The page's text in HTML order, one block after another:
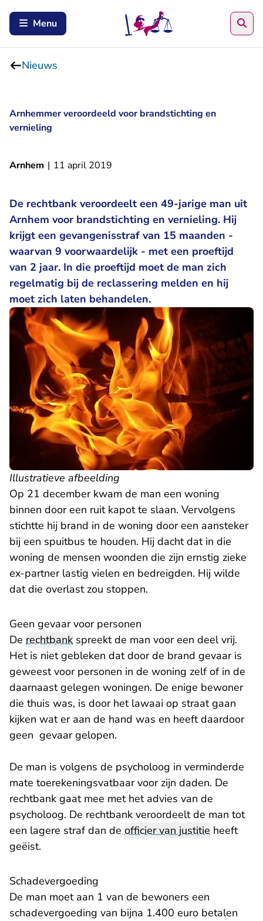
Menu
Nieuws
Arnhemmer veroordeeld voor brandstichting en
vernieling
Arnhem | 11 april 2019
De rechtbank veroordeelt een 49-jarige man uit
Arnhem voor brandstichting en vernieling. Hij
krijgt een gevangenisstraf van 15 maanden -
waarvan 9 voorwaardelijk - met een proeftijd
van 2 jaar. In die proeftijd moet de man zich
regelmatig bij de reclassering melden en hij
moet zich laten behandelen.
Illustratieve afbeelding
Op 21 december kwam de man een woning
binnen door een ruit kapot te slaan. Vervolgens
stichtte hij brand in de woning door een aansteker
bij een spuitbus te houden. Hij dacht dat in die
woning de mensen woonden die zijn ernstig zieke
ex-partner lastig vielen en bedreigden. Hij wilde
dat die overlast zou stoppen.
Geen gevaar voor personen
De rechtbank spreekt de man voor een deel vrij.
Het is niet gebleken dat door de brand gevaar is
geweest voor personen in de woning zelf of in de
daarnaast gelegen woningen. De enige bewoner
die thuis was, is door het lawaai op straat gaan
kijken wat er aan de hand was en heeft daardoor
geen gevaar gelopen.
De man is volgens de psycholoog in verminderde
mate toerekeningsvatbaar voor zijn daden. De
rechtbank gaat mee met het advies van de
psycholoog. De rechtbank veroordeelt de man tot
een lagere straf dan de officier van justitie heeft
geëist.
Schadevergoeding
De man moet aan 1 van de bewoners een
schadevergoeding van bijna 1.400 euro betalen